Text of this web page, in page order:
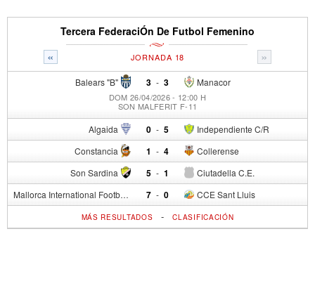
Tercera FederaciÓn De Futbol Femenino
« »
JORNADA 18
Balears "B" 3 - Manacor
3
DOM 26/04/2026 - 12:00 H
SON MALFERIT F-11
Algaida 0 - Independiente C/R
5
Constancia 1 - Collerense
4
Son Sardina 5 - Ciutadella C.E.
1
Mallorca International Football Club del S.p. 7 - CCE Sant Lluis
0
MÁS RESULTADOS -CLASIFICACIÓN